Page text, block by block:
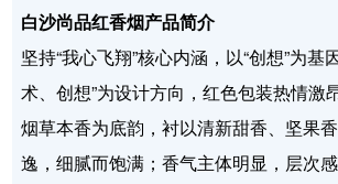
白沙尚品红香烟产品简介
坚持“我心飞翔”核心内涵，以“创想”为基
术、创想”为设计方向，红色包装热情激
烟草本香为底韵，衬以清新甜香、坚果
逸，细腻而饱满；香气主体明显，层次